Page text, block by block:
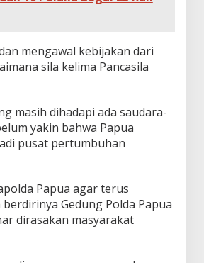
mengawal kebijakan dari
sila kelima Pancasila
masih dihadapi ada saudara-
yakin bahwa Papua
pusat pertumbuhan
Papua agar terus
Gedung Polda Papua
dirasakan masyarakat